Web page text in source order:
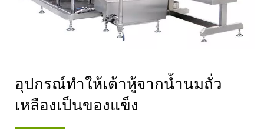
อุปกรณ์ทำให้เต้าหู้จากน้ำนมถั่ว
เหลืองเป็นของแข็ง